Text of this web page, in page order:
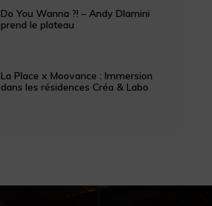
Do You Wanna ?! – Andy Dlamini
prend le plateau
La Place x Moovance : Immersion
dans les résidences Créa & Labo